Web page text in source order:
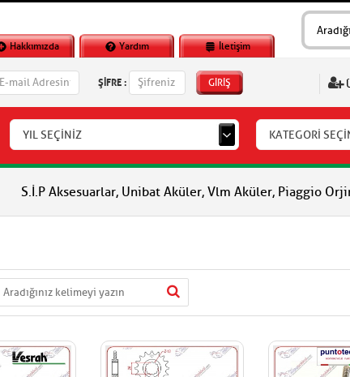
Hakkımızda Yardım İletişim
ŞİFRE : GİRİŞ
YIL SEÇİNİZ KATEGORİ
Unibat Aküler, Vlm Aküler, Piaggio Orjinal